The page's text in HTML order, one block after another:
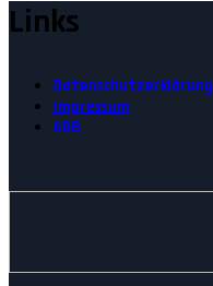
Links
Datenschutzerklärung
Impressum
AGB